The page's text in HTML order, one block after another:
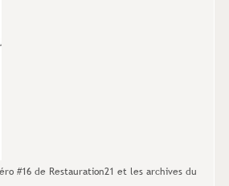
#16 de Restauration21 et les archives du